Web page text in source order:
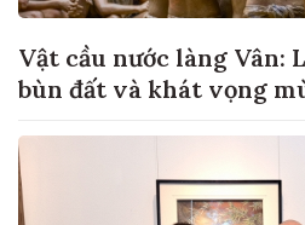
Vật cầu nước làng Vân:
bùn đất và khát vọng